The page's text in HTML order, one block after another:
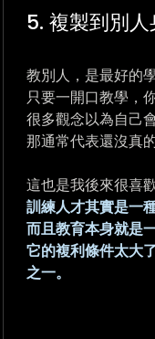
5. 複製到別
教別人，是最好的
只要一開口教學，
很多觀念以為自己
那通常代表還沒真的
這也是我後來很喜
訓練人才其實是一
而且教育本身就是
它的複利條件太大
之一。